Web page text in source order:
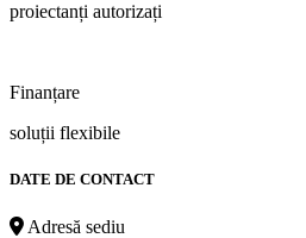
proiectanți autorizați
Finanțare
soluții flexibile
DATE DE CONTACT
Adresă sediu